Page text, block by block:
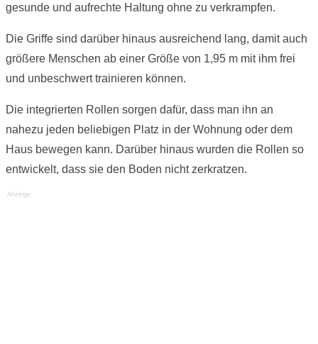
gesunde und aufrechte Haltung ohne zu verkrampfen.
Die Griffe sind darüber hinaus ausreichend lang, damit auch
größere Menschen ab einer Größe von 1,95 m mit ihm frei
und unbeschwert trainieren können.
Die integrierten Rollen sorgen dafür, dass man ihn an
nahezu jeden beliebigen Platz in der Wohnung oder dem
Haus bewegen kann. Darüber hinaus wurden die Rollen so
entwickelt, dass sie den Boden nicht zerkratzen.
Anzeige